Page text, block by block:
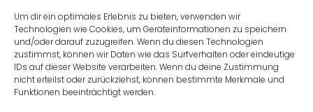
Um dir ein optimales Erlebnis zu bieten, verwenden wir
Technologien wie Cookies, um Geräteinformationen zu speichern
und/oder darauf zuzugreifen. Wenn du diesen Technologien
zustimmst, können wir Daten wie das Surfverhalten oder eindeutige
IDs auf dieser Website verarbeiten. Wenn du deine Zustimmung
nicht erteilst oder zurückziehst, können bestimmte Merkmale und
Funktionen beeinträchtigt werden.
Seminare und Veranstaltungen
Lehrgänge
WBA: Direktion und Team
Impressum/Datenschutz